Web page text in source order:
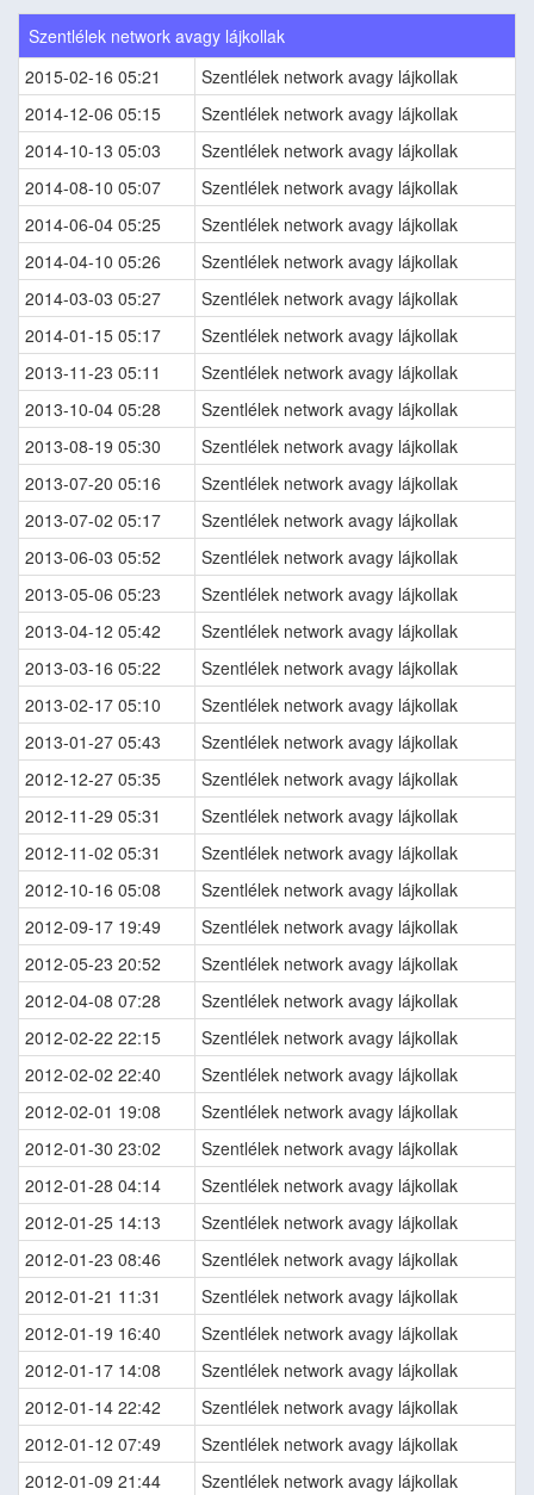
Szentlélek network avagy lájkollak
2015-02-16 05:21
Szentlélek network avagy lájkollak
2014-12-06 05:15
Szentlélek network avagy lájkollak
2014-10-13 05:03
Szentlélek network avagy lájkollak
2014-08-10 05:07
Szentlélek network avagy lájkollak
2014-06-04 05:25
Szentlélek network avagy lájkollak
2014-04-10 05:26
Szentlélek network avagy lájkollak
2014-03-03 05:27
Szentlélek network avagy lájkollak
2014-01-15 05:17
Szentlélek network avagy lájkollak
2013-11-23 05:11
Szentlélek network avagy lájkollak
2013-10-04 05:28
Szentlélek network avagy lájkollak
2013-08-19 05:30
Szentlélek network avagy lájkollak
2013-07-20 05:16
Szentlélek network avagy lájkollak
2013-07-02 05:17
Szentlélek network avagy lájkollak
2013-06-03 05:52
Szentlélek network avagy lájkollak
2013-05-06 05:23
Szentlélek network avagy lájkollak
2013-04-12 05:42
Szentlélek network avagy lájkollak
2013-03-16 05:22
Szentlélek network avagy lájkollak
2013-02-17 05:10
Szentlélek network avagy lájkollak
2013-01-27 05:43
Szentlélek network avagy lájkollak
2012-12-27 05:35
Szentlélek network avagy lájkollak
2012-11-29 05:31
Szentlélek network avagy lájkollak
2012-11-02 05:31
Szentlélek network avagy lájkollak
2012-10-16 05:08
Szentlélek network avagy lájkollak
2012-09-17 19:49
Szentlélek network avagy lájkollak
2012-05-23 20:52
Szentlélek network avagy lájkollak
2012-04-08 07:28
Szentlélek network avagy lájkollak
2012-02-22 22:15
Szentlélek network avagy lájkollak
2012-02-02 22:40
Szentlélek network avagy lájkollak
2012-02-01 19:08
Szentlélek network avagy lájkollak
2012-01-30 23:02
Szentlélek network avagy lájkollak
2012-01-28 04:14
Szentlélek network avagy lájkollak
2012-01-25 14:13
Szentlélek network avagy lájkollak
2012-01-23 08:46
Szentlélek network avagy lájkollak
2012-01-21 11:31
Szentlélek network avagy lájkollak
2012-01-19 16:40
Szentlélek network avagy lájkollak
2012-01-17 14:08
Szentlélek network avagy lájkollak
2012-01-14 22:42
Szentlélek network avagy lájkollak
2012-01-12 07:49
Szentlélek network avagy lájkollak
2012-01-09 21:44
Szentlélek network avagy lájkollak